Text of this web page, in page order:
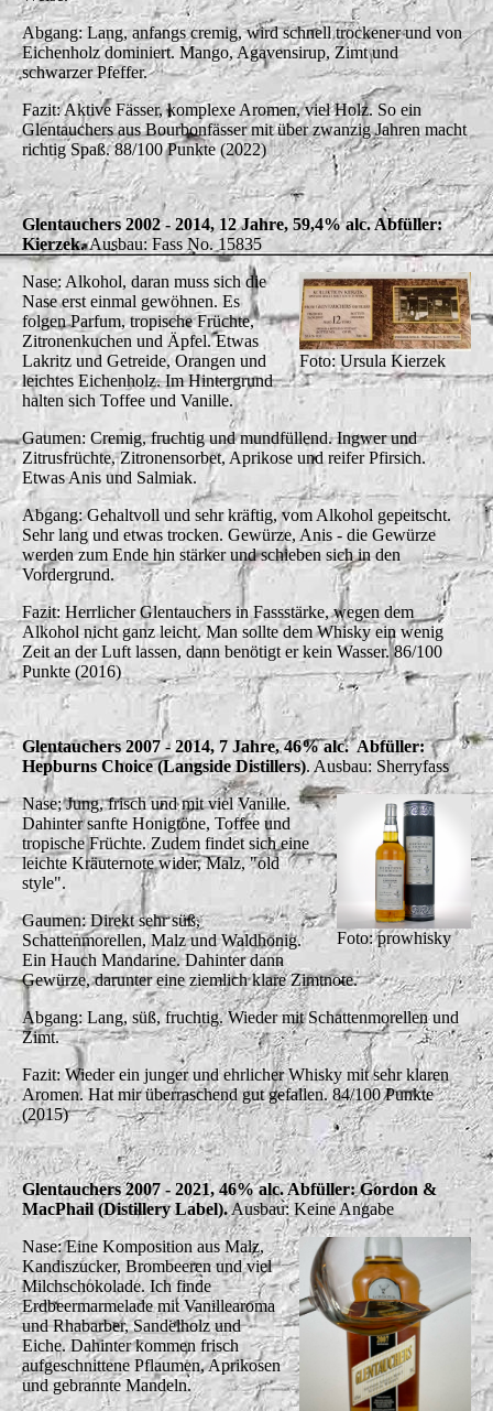
Abgang: Lang, anfangs cremig, wird schnell trockener und von
Eichenholz dominiert. Mango, Agavensirup, Zimt und
schwarzer Pfeffer.
Fazit: Aktive Fässer, komplexe Aromen, viel Holz. So ein
Glentauchers aus Bourbonfässer mit über zwanzig Jahren macht
richtig Spaß. 88/100 Punkte (2022)
Glentauchers 2002 - 2014, 12 Jahre, 59,4% alc. Abfüller:
Kierzek.Ausbau: Fass No. 15835
Foto: Ursula Kierzek
Nase: Alkohol, daran muss sich die
Nase erst einmal gewöhnen. Es
folgen Parfum, tropische Früchte,
Zitronenkuchen und Äpfel. Etwas
Lakritz und Getreide, Orangen und
leichtes Eichenholz. Im Hintergrund
halten sich Toffee und Vanille.
Gaumen: Cremig, fruchtig und mundfüllend. Ingwer und
Zitrusfrüchte, Zitronensorbet, Aprikose und reifer Pfirsich.
Etwas Anis und Salmiak.
Abgang: Gehaltvoll und sehr kräftig, vom Alkohol gepeitscht.
Sehr lang und etwas trocken. Gewürze, Anis - die Gewürze
werden zum Ende hin stärker und schieben sich in den
Vordergrund.
Fazit: Herrlicher Glentauchers in Fassstärke, wegen dem
Alkohol nicht ganz leicht. Man sollte dem Whisky ein wenig
Zeit an der Luft lassen, dann benötigt er kein Wasser. 86/100
Punkte (2016)
Glentauchers 2007 - 2014, 7 Jahre, 46% alc. Abfüller:
Hepburns Choice (Langside Distillers). Ausbau: Sherryfass
Foto: prowhisky
Nase; Jung, frisch und mit viel Vanille.
Dahinter sanfte Honigtöne, Toffee und
tropische Früchte. Zudem findet sich eine
leichte Kräuternote wider, Malz, "old
style".
Gaumen: Direkt sehr süß,
Schattenmorellen, Malz und Waldhonig.
Ein Hauch Mandarine. Dahinter dann
Gewürze, darunter eine ziemlich klare Zimtnote.
Abgang: Lang, süß, fruchtig. Wieder mit Schattenmorellen und
Zimt.
Fazit: Wieder ein junger und ehrlicher Whisky mit sehr klaren
Aromen. Hat mir überraschend gut gefallen. 84/100 Punkte
(2015)
Glentauchers 2007 - 2021, 46% alc. Abfüller: Gordon &
MacPhail (Distillery Label).Ausbau: Keine Angabe
Nase: Eine Komposition aus Malz,
Kandiszucker, Brombeeren und viel
Milchschokolade. Ich finde
Erdbeermarmelade mit Vanillearoma
und Rhabarber, Sandelholz und
Eiche. Dahinter kommen frisch
aufgeschnittene Pflaumen, Aprikosen
und gebrannte Mandeln.